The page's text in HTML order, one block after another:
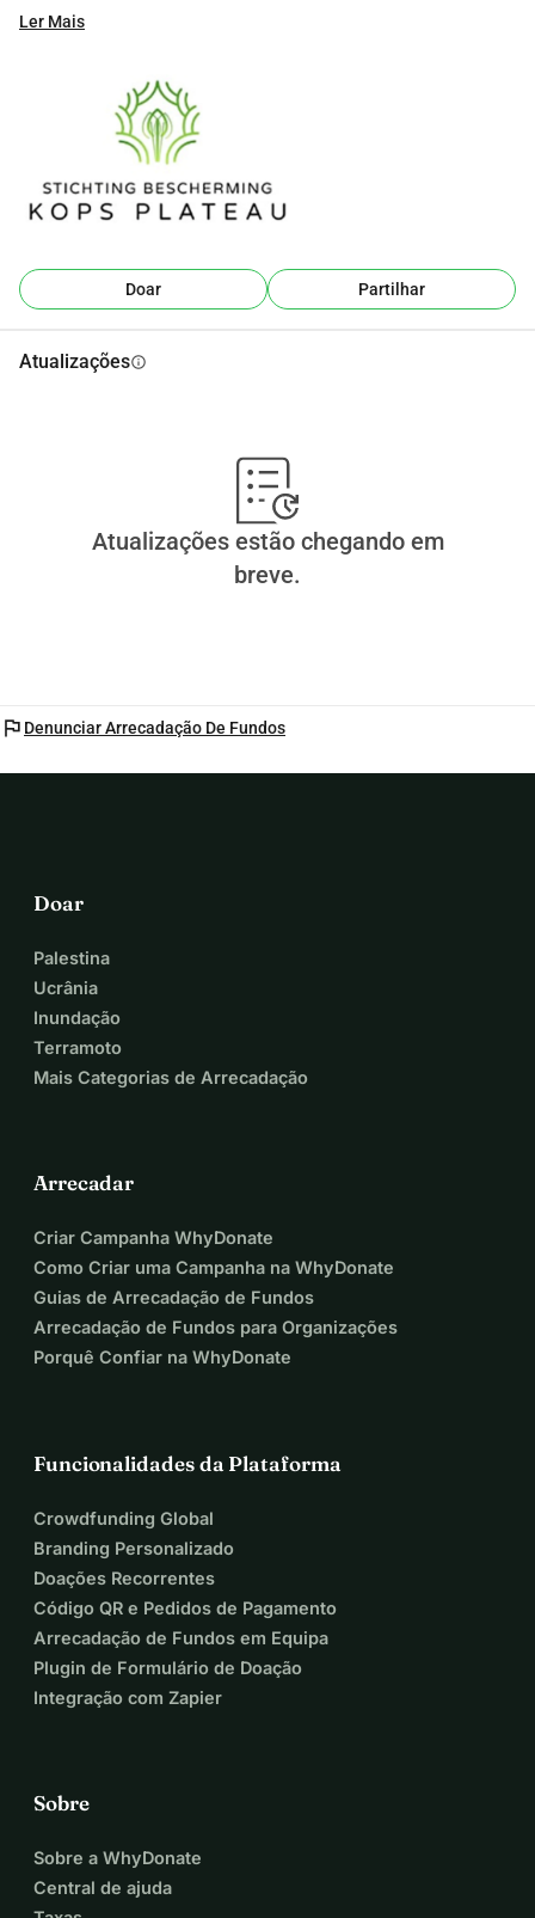
educacional para jovens e idosos. Torne-se um amigo
Para mantê-lo informado sobre os progressos da
Fundação, ela enviará de vez em quando um boletim
informativo com atualizações.
Ler Mais
Doar Partilhar
Atualizaçõesinfo
Atualizações estão chegando em
breve.
flag Denunciar Arrecadação De Fundos
Doar
Palestina
Ucrânia
Inundação
Terramoto
Mais Categorias de Arrecadação
Arrecadar
Criar Campanha WhyDonate
Como Criar uma Campanha na WhyDonate
Guias de Arrecadação de Fundos
Arrecadação de Fundos para Organizações
Porquê Confiar na WhyDonate
Funcionalidades da Plataforma
Crowdfunding Global
Branding Personalizado
Doações Recorrentes
Código QR e Pedidos de Pagamento
Arrecadação de Fundos em Equipa
Plugin de Formulário de Doação
Integração com Zapier
Sobre
Sobre a WhyDonate
Central de ajuda